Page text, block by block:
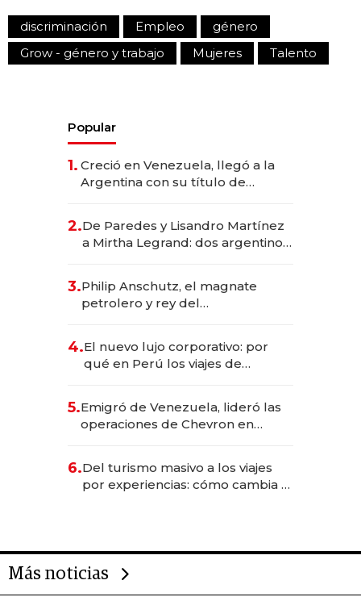
discriminación Empleo
género
Grow - género y trabajo
Mujeres Talento
Popular
1. Creció en Venezuela, llegó a la
Argentina con su título de
las marcas "fast premium"
2.De Paredes y Lisandro Martínez
a Mirtha Legrand: dos argentinos
3.Philip Anschutz, el magnate
petrolero y rey del
Fénix
4.El nuevo lujo corporativo: por
qué en Perú los viajes de
transformadoras
5.Emigró de Venezuela, lideró las
operaciones de Chevron en
6.Del turismo masivo a los viajes
por experiencias: cómo cambia el
Más noticias